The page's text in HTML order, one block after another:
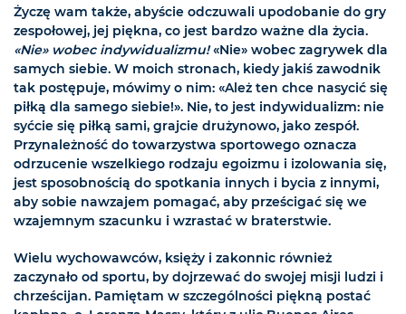
Życzę wam także, abyście odczuwali upodobanie do gry
zespołowej, jej piękna, co jest bardzo ważne dla życia.
«Nie» wobec indywidualizmu!«Nie» wobec zagrywek dla
samych siebie. W moich stronach, kiedy jakiś zawodnik
tak postępuje, mówimy o nim: «Ależ ten chce nasycić się
piłką dla samego siebie!». Nie, to jest indywidualizm: nie
syćcie się piłką sami, grajcie drużynowo, jako zespół.
Przynależność do towarzystwa sportowego oznacza
odrzucenie wszelkiego rodzaju egoizmu i izolowania się,
jest sposobnością do spotkania innych i bycia z innymi,
aby sobie nawzajem pomagać, aby prześcigać się we
wzajemnym szacunku i wzrastać w braterstwie.
Wielu wychowawców, księży i zakonnic również
zaczynało od sportu, by dojrzewać do swojej misji ludzi i
chrześcijan. Pamiętam w szczególności piękną postać